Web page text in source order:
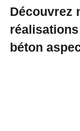
Découvrez
béton